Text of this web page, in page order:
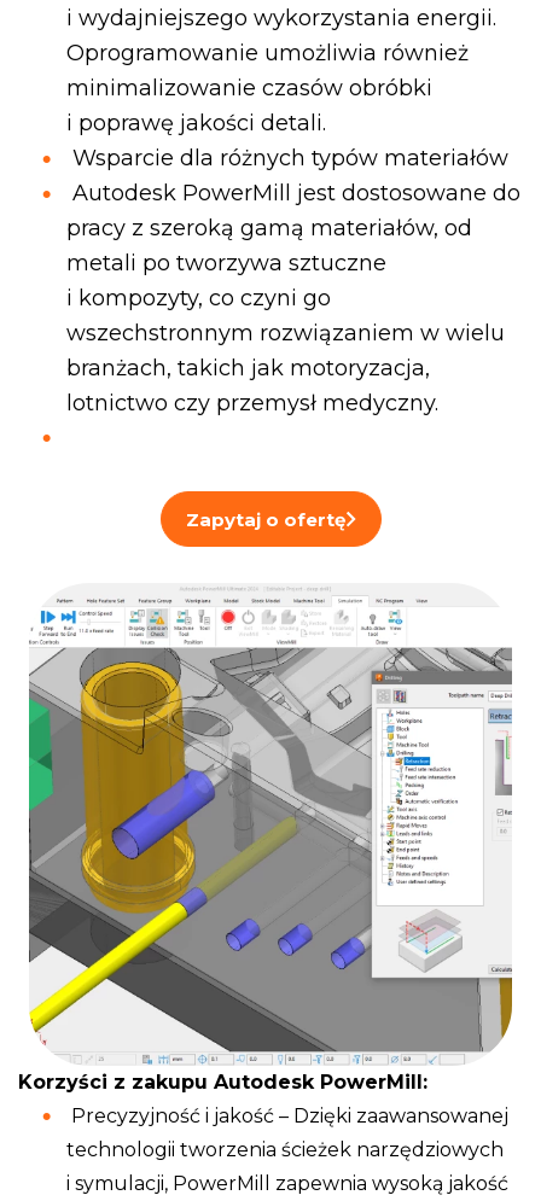
i wydajniejszego wykorzystania energii.
Oprogramowanie umożliwia również
minimalizowanie czasów obróbki
i poprawę jakości detali.
Wsparcie dla różnych typów materiałów
Autodesk PowerMill jest dostosowane do
pracy z szeroką gamą materiałów, od
metali po tworzywa sztuczne
i kompozyty, co czyni go
wszechstronnym rozwiązaniem w wielu
branżach, takich jak motoryzacja,
lotnictwo czy przemysł medyczny.
Zapytaj o ofertę
Korzyści z zakupu Autodesk PowerMill:
Precyzyjność i jakość – Dzięki zaawansowanej
technologii tworzenia ścieżek narzędziowych
i symulacji, PowerMill zapewnia wysoką jakość